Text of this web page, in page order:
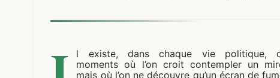
l existe, dans chaque vie politique,
moments où l’on croit contempler un
mais où l’on ne découvre qu’un écran de